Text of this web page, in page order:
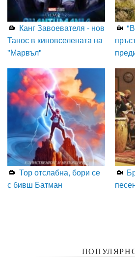
Канг Завоевателя - нов
Танос в киновселената на
"Марвъл"
Тор отслабна, бори се
с бивш Батман